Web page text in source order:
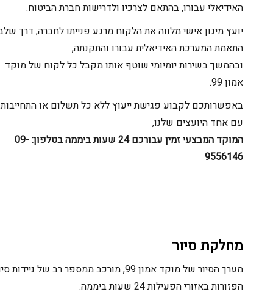
האידיאלי עבורו, בהתאם לצרכיו ולדרישות חברת הביטוח.
יועץ מיגון אישי מלווה את הלקוח מרגע פנייתו לחברה, דרך שלב
התאמת המערכת האידיאלית עבורו והתקנתה,
ובהמשך בשירות יומיומי שוטף אותו מקבל כל לקוח של מוקד
אמון 99.
באפשרותכם לקבוע פגישת ייעוץ ללא כל תשלום או התחייבות
עם אחד היועצים שלנו,
המוקד המבצעי זמין עבורכם 24 שעות ביממה בטלפון: 09-
9556146
מחלקת סיור
מערך הסיור של מוקד אמון 99, מורכב ממספר רב של ניידות סיור
הפזורות באזורי הפעילות 24 שעות ביממה.